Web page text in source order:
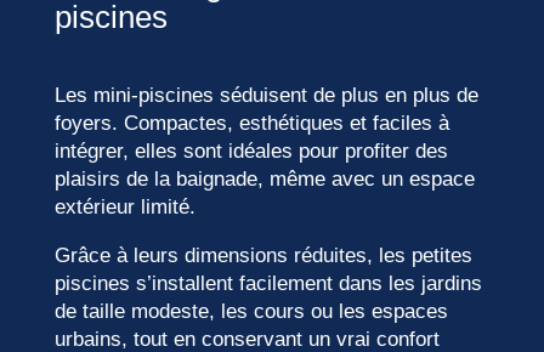
piscines
Les mini-piscines séduisent de plus en plus de
foyers. Compactes, esthétiques et faciles à
intégrer, elles sont idéales pour profiter des
plaisirs de la baignade, même avec un espace
extérieur limité.
Grâce à leurs dimensions réduites, les petites
piscines s’installent facilement dans les jardins
de taille modeste, les cours ou les espaces
urbains, tout en conservant un vrai confort